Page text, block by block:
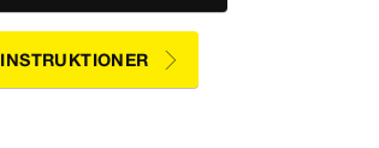
INSTRUKTIONER